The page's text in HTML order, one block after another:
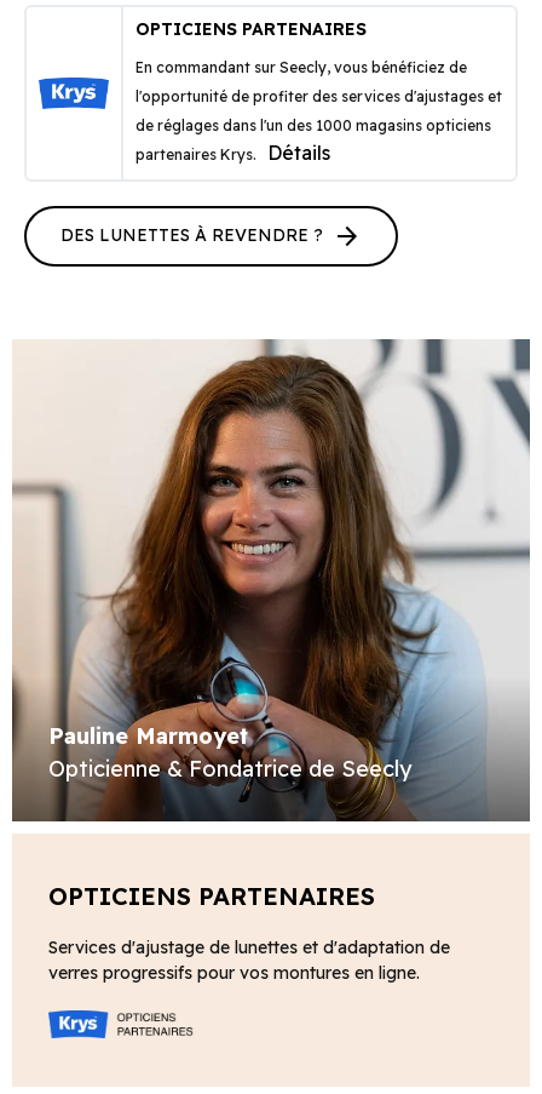
OPTICIENS PARTENAIRES
En commandant sur Seecly, vous bénéficiez de
l'opportunité de profiter des services d'ajustages et
de réglages dans l'un des 1000 magasins opticiens
partenaires Krys.
Détails
DES LUNETTES À REVENDRE ? arrow_forward
Pauline Marmoyet
Opticienne & Fondatrice de Seecly
OPTICIENS PARTENAIRES
Services d'ajustage de lunettes et d'adaptation de
verres progressifs pour vos montures en ligne.